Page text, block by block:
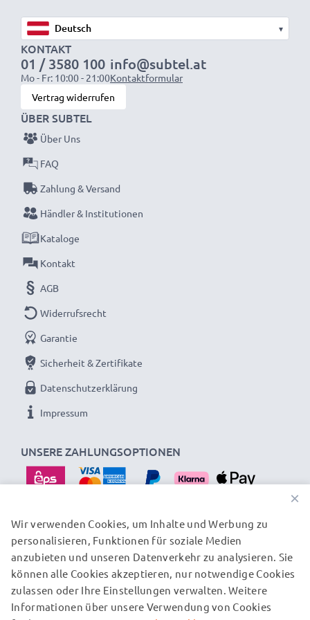
Entscheiden Sie sich für CELLONIC und machen Sie
keine Abstriche bei der Qualität!
▾
KONTAKT
01 / 3580 100
Mo - Fr: 10:00 - 21:00
info@subtel.at
Kontaktformular
Vertrag widerrufen
UNSERE ZAHLUNGSOPTIONEN
ÜBER SUBTEL
Über Uns
FAQ
Zahlung & Versand
Händler & Institutionen
Kataloge
Kontakt
AGB
Widerrufsrecht
Garantie
Sicherheit & Zertifikate
Datenschutzerklärung
Impressum
UNSERE VERSANDPARTNER
© subtel.at 2026
Alle Preise verstehen sich inklusive Mehrwertsteuer und
×
Wir verwenden Cookies, um Inhalte und Werbung zu
personalisieren, Funktionen für soziale Medien
anzubieten und unseren Datenverkehr zu analysieren. Sie
können alle Cookies akzeptieren, nur notwendige Cookies
zulassen oder Ihre Einstellungen verwalten. Weitere
Informationen über unsere Verwendung von Cookies